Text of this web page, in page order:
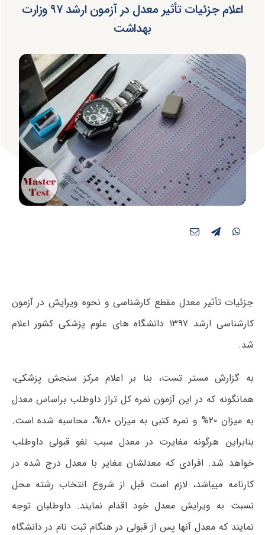
اعلام جزئیات تأثیر معدل در آزمون ارشد ۹۷ وزارت
بهداشت
جزئیات تأثیر معدل مقطع کارشناسی و نحوه ویرایش در آزمون
کارشناسی ارشد ۱۳۹۷ دانشگاه های علوم پزشکی کشور اعلام
شد.
به گزارش مستر تست، بنا بر اعلام مرکز سنجش پزشکی،
همانگونه که در این آزمون نمره کل تراز داوطلب براساس معدل
به میزان ۲۰% و نمره کتبی به میزان ۸۰%، محاسبه شده است.
بنابراین هرگونه مغایرت در معدل سبب لغو قبولی داوطلب
خواهد شد. افرادی که معدلشان مغایر با معدل درج شده در
کارنامه میباشد، لازم است قبل از شروع انتخاب رشته محل
نسبت به ویرایش معدل خود اقدام نمایند. داوطلبان توجه
نمایند که معدل آنها پس از قبولی در هنگام ثبت نام در دانشگاه